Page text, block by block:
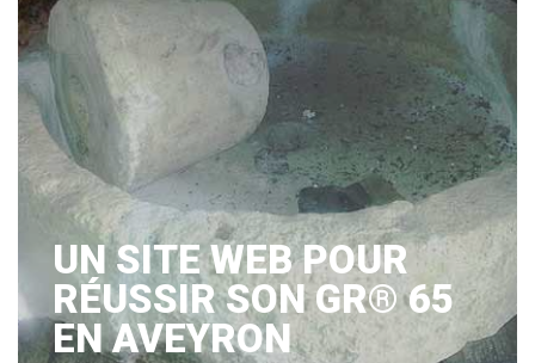
UN SITE WEB POUR
RÉUSSIR SON GR® 65
EN AVEYRON